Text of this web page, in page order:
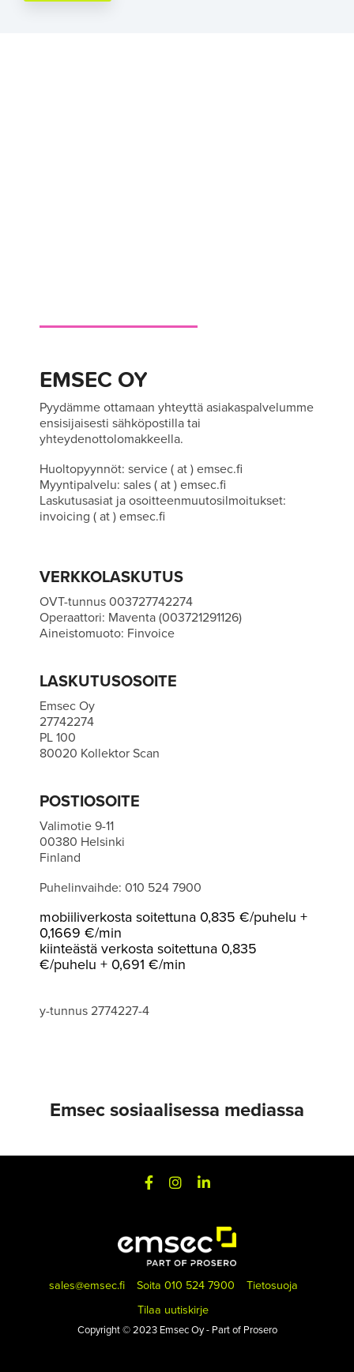
EMSEC OY
Pyydämme ottamaan yhteyttä asiakaspalvelumme
ensisijaisesti sähköpostilla tai
yhteydenottolomakkeella.
Huoltopyynnöt: service ( at ) emsec.fi
Myyntipalvelu: sales ( at ) emsec.fi
Laskutusasiat ja osoitteenmuutosilmoitukset:
invoicing ( at ) emsec.fi
VERKKOLASKUTUS
OVT-tunnus 003727742274
Operaattori: Maventa (003721291126)
Aineistomuoto: Finvoice
LASKUTUSOSOITE
Emsec Oy
27742274
PL 100
80020 Kollektor Scan
POSTIOSOITE
Valimotie 9-11
00380 Helsinki
Finland
Puhelinvaihde: 010 524 7900
mobiiliverkosta soitettuna 0,835 €/puhelu +
0,1669 €/min
kiinteästä verkosta soitettuna 0,835
€/puhelu + 0,691 €/min
y-tunnus 2774227-4
Emsec sosiaalisessa mediassa
sales@emsec.fi Soita 010 524 7900
Tietosuoja
Tilaa uutiskirje
Copyright © 2023 Emsec Oy - Part of Prosero